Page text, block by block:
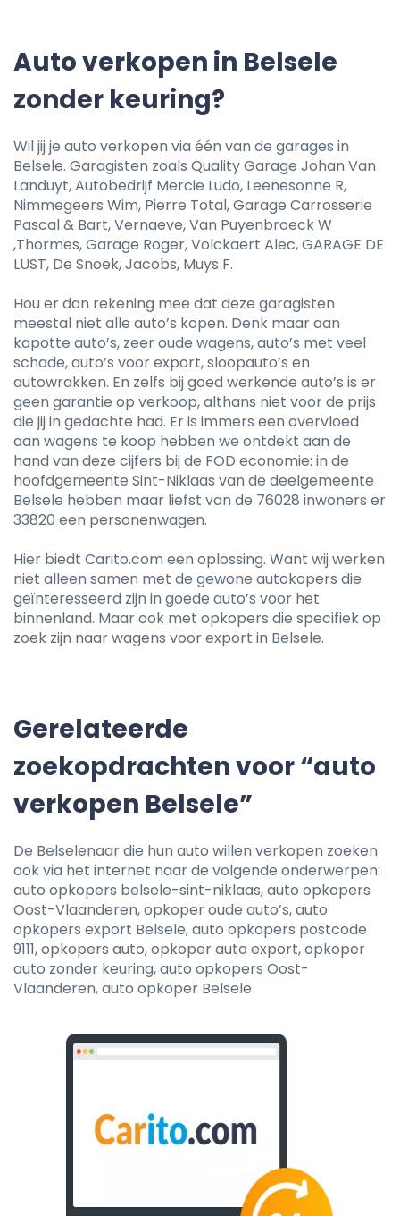
Auto verkopen in Belsele
zonder keuring?
Wil jij je auto verkopen via één van de garages in
Belsele. Garagisten zoals Quality Garage Johan Van
Landuyt, Autobedrijf Mercie Ludo, Leenesonne R,
Nimmegeers Wim, Pierre Total, Garage Carrosserie
Pascal & Bart, Vernaeve, Van Puyenbroeck W
,Thormes, Garage Roger, Volckaert Alec, GARAGE DE
LUST, De Snoek, Jacobs, Muys F.
Hou er dan rekening mee dat deze garagisten
meestal niet alle auto’s kopen. Denk maar aan
kapotte auto’s, zeer oude wagens, auto’s met veel
schade, auto’s voor export, sloopauto’s en
autowrakken. En zelfs bij goed werkende auto’s is er
geen garantie op verkoop, althans niet voor de prijs
die jij in gedachte had. Er is immers een overvloed
aan wagens te koop hebben we ontdekt aan de
hand van deze cijfers bij de FOD economie: in de
hoofdgemeente Sint-Niklaas van de deelgemeente
Belsele hebben maar liefst van de 76028 inwoners er
33820 een personenwagen.
Hier biedt Carito.com een oplossing. Want wij werken
niet alleen samen met de gewone autokopers die
geïnteresseerd zijn in goede auto’s voor het
binnenland. Maar ook met opkopers die specifiek op
zoek zijn naar wagens voor export in Belsele.
Gerelateerde
zoekopdrachten voor “auto
verkopen Belsele”
De Belselenaar die hun auto willen verkopen zoeken
ook via het internet naar de volgende onderwerpen:
auto opkopers belsele-sint-niklaas, auto opkopers
Oost-Vlaanderen, opkoper oude auto’s, auto
opkopers export Belsele, auto opkopers postcode
9111, opkopers auto, opkoper auto export, opkoper
auto zonder keuring, auto opkopers Oost-
Vlaanderen, auto opkoper Belsele